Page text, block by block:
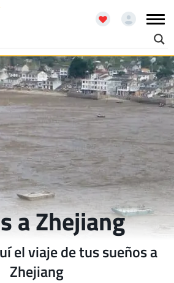
a Zhejiang
el viaje de tus sueños a
Zhejiang